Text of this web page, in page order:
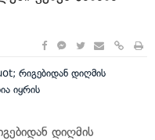
დიღმის